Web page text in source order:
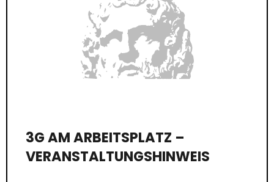
3G AM ARBEITSPLATZ –
VERANSTALTUNGSHINWEIS